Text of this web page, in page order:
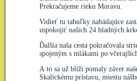
Prekračujeme rieku Moravu.
Vidieť tu tabuľky nabádajúce
uspokojiť našich 24 hladných
Ďalšia naša cesta pokračovala
spojeným s mlákami po
A to sa už blíži pomaly záver
Skalickému prístavu, miestu